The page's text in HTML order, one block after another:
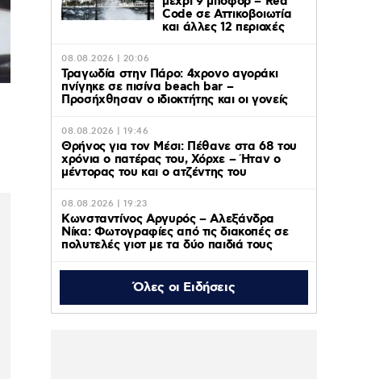
Code σε Αττικοβοιωτία
και άλλες 12 περιοχές
08.08.2026 | 20:06
Τραγωδία στην Πάρο: 4χρονο αγοράκι
πνίγηκε σε πισίνα beach bar –
Προσήχθησαν ο ιδιοκτήτης και οι γονείς
08.08.2026 | 19:46
Θρήνος για τον Μέσι: Πέθανε στα 68 του
χρόνια ο πατέρας του, Χόρχε – Ήταν ο
μέντορας του και ο ατζέντης του
08.08.2026 | 19:23
Κωνσταντίνος Αργυρός – Αλεξάνδρα
Νίκα: Φωτογραφίες από τις διακοπές σε
πολυτελές γιοτ με τα δύο παιδιά τους
Όλες οι Ειδήσεις